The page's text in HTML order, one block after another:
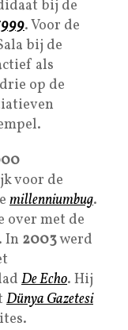
bij de
. Voor de
bij de
als
op de
voor de
millenniumbug.
over met de
In 2003werd
De Echo. Hij
Dünya Gazetesi